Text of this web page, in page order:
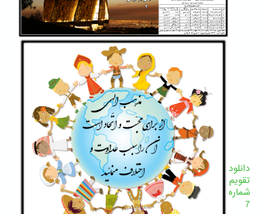
دانلود
تقویم
شماره
7